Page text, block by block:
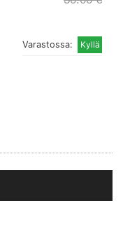
Varastossa: